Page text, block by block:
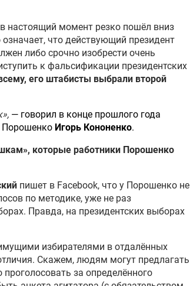
настоящий момент резко пошёл вниз
что действующий президент
либо срочно изобрести очень
к фальсификации президентских
его штабисты выбрали второй
— говорил в конце прошлого года
Порошенко Игорь Кононенко.
которые работники Порошенко
пишет в Facebook, что у Порошенко не
по методике, уже не раз
Правда, на президентских выборах
избирателями в отдалённых
Скажем, людям могут предлагать
проголосовать за определённого